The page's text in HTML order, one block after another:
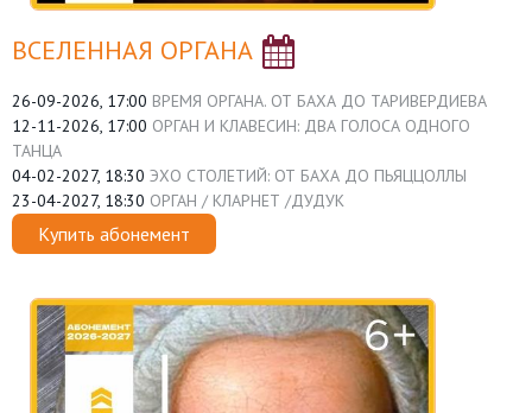
ВСЕЛЕННАЯ ОРГАНА
26-09-2026, 17:00 ВРЕМЯ ОРГАНА. ОТ БАХА ДО ТАРИВЕРДИЕВА
12-11-2026, 17:00 ОРГАН И КЛАВЕСИН: ДВА ГОЛОСА ОДНОГО
ТАНЦА
04-02-2027, 18:30 ЭХО СТОЛЕТИЙ: ОТ БАХА ДО ПЬЯЦЦОЛЛЫ
23-04-2027, 18:30 ОРГАН / КЛАРНЕТ /ДУДУК
Купить абонемент